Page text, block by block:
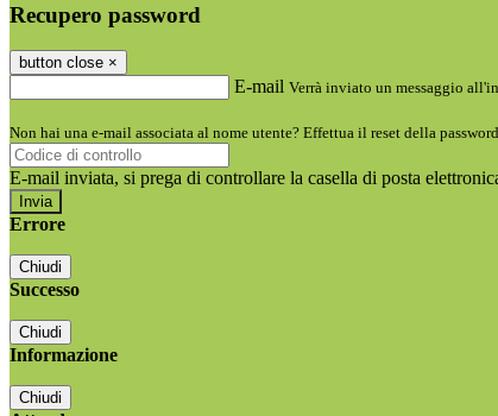
Recupero password
button close ×
E-mail Verrà inviato un messaggio
Non hai una e-mail associata al nome utente? Effettua il reset della
E-mail inviata, si prega di controllare la casella di posta
Errore
Chiudi
Successo
Chiudi
Informazione
Chiudi